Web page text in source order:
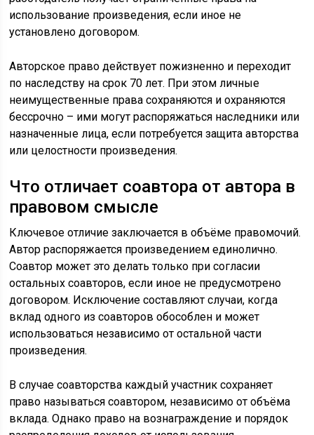
использование произведения, если иное не
установлено договором.
Авторское право действует пожизненно и переходит
по наследству на срок 70 лет. При этом личные
неимущественные права сохраняются и охраняются
бессрочно – ими могут распоряжаться наследники или
назначенные лица, если потребуется защита авторства
или целостности произведения.
Что отличает соавтора от автора в
правовом смысле
Ключевое отличие заключается в объёме правомочий.
Автор распоряжается произведением единолично.
Соавтор может это делать только при согласии
остальных соавторов, если иное не предусмотрено
договором. Исключение составляют случаи, когда
вклад одного из соавторов обособлен и может
использоваться независимо от остальной части
произведения.
В случае соавторства каждый участник сохраняет
право называться соавтором, независимо от объёма
вклада. Однако право на вознаграждение и порядок